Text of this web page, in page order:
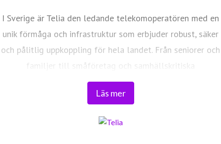
Läs mer
I Sverige är Telia den ledande telekomoperatören med en
unik förmåga och infrastruktur som erbjuder robust, säker
och pålitlig uppkoppling för hela landet. Från seniorer och
familjer till småföretag och samhällskritiska
verksamheter. Vi möjliggör digitaliseringens kraft i
vardagen och är en del av Sveriges totalförsvar. Med
transportnätet och ett mobilnät i världsklass skapar vi en